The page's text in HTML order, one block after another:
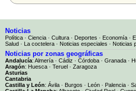
Noticias
Política · Ciencia · Cultura · Deportes · Economía ·
Salud · La coctelera · Noticias especiales · Noticias
Noticias por zonas geográficas
Andalucía: Almería · Cádiz · Córdoba · Granada ·
Aragón: Huesca · Teruel · Zaragoza
Asturias
Cantabria
Castilla y León: Ávila · Burgos · León · Palencia ·